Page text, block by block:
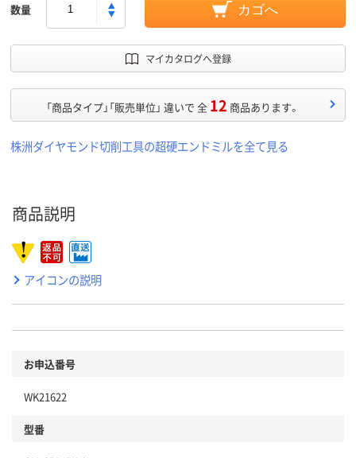
数量 カゴへ
マイカタログへ登録
「商品タイプ」「販売単位」 違いで 全 12 商品あります。
株洲ダイヤモンド切削工具の超硬エンドミルを全て見る
商品説明
アイコンの説明
お申込番号
WK21622
型番